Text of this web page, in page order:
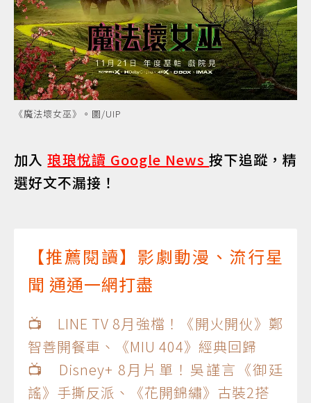
《魔法壞女巫》。圖/UIP
加入琅琅悅讀 Google News按下追蹤，精
選好文不漏接！
【推薦閱讀】影劇動漫、流行星
聞 通通一網打盡
📺 LINE TV 8月強檔！《開火開伙》鄭
智善開餐車、《MIU 404》經典回歸
📺 Disney+ 8月片單！吳謹言《御廷
謠》手撕反派、《花開錦繡》古裝2搭